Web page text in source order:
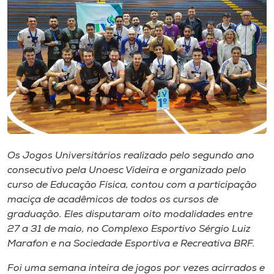
Biblioteca
Editora
Rádio
Museu
Unoesc
Store
Selecione
Os Jogos Universitários realizado pelo segundo ano
consecutivo pela Unoesc Videira e organizado pelo
curso de Educação Física, contou com a participação
maciça de acadêmicos de todos os cursos de
graduação. Eles disputaram oito modalidades entre
27 a 31 de maio, no Complexo Esportivo Sérgio Luiz
Marafon e na Sociedade Esportiva e Recreativa BRF.
Foi uma semana inteira de jogos por vezes acirrados e